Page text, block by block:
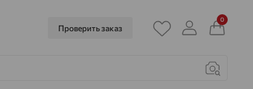
Проверить заказ
0